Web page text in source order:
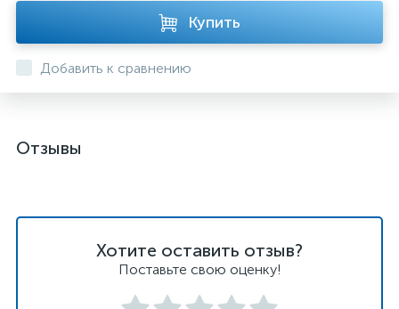
Купить
Добавить к сравнению
Отзывы
Хотите оставить отзыв?
Поставьте свою оценку!